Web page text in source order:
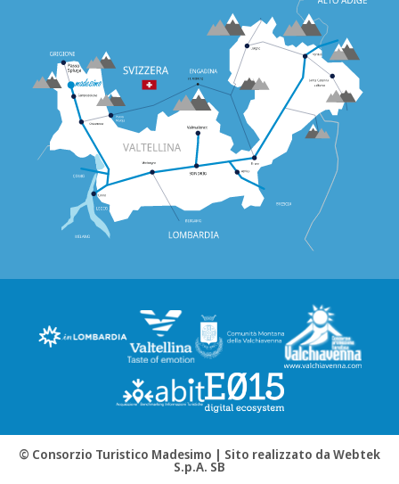
© Consorzio Turistico Madesimo | Sito realizzato da Webtek
S.p.A. SB